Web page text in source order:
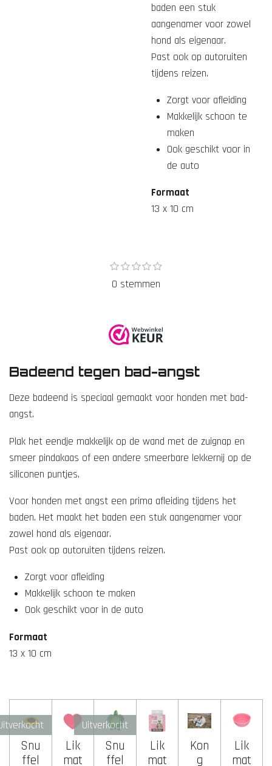
baden een stuk
aangenamer voor zowel
hond als eigenaar.
Past ook op autoruiten
tijdens reizen.
Zorgt voor afleiding
Makkelijk schoon te
maken
Ook geschikt voor in
de auto
Formaat
13 x 10 cm
:
s
t
r
r
e
n
1
s
t
2
s
t
e
n
3
s
t
n
4
s
t
n
5
s
t
n
S
e
n
0 stemmen
Badeend tegen bad-angst
Deze badeend is speciaal gemaakt voor honden met bad-
angst.
Plak het eendje makkelijk op de wand met de zuignap en
smeer pindakaas of een andere smeerbare lekkernij op de
siliconen puntjes.
Voor honden met angst een prima afleiding tijdens het
baden. Het maakt het baden een stuk aangenamer voor
zowel hond als eigenaar.
Past ook op autoruiten tijdens reizen.
Zorgt voor afleiding
Makkelijk schoon te maken
Ook geschikt voor in de auto
Formaat
13 x 10 cm
Snu
ffel
Lik
mat
Uitverkocht
Snu
ffel
Lik
mat
Kon
g
Lik
mat